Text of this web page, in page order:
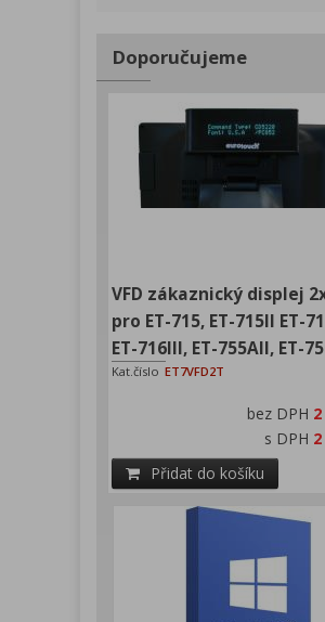
Doporučujeme
VFD zákaznický displej
pro ET-715, ET-715II ET-
ET-716III, ET-755AII, ET-
Kat.číslo ET7VFD2T
bez DPH
s DPH
Přidat do košíku